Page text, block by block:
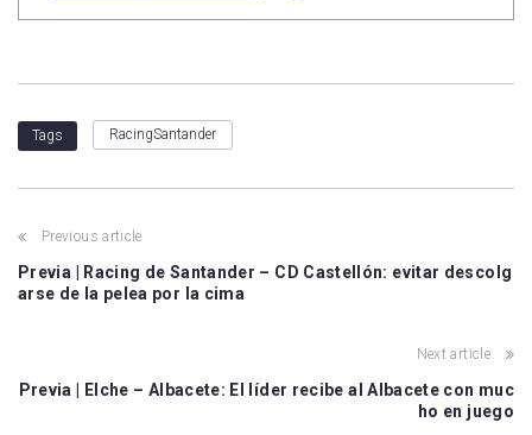
Tags RacingSantander
Previous article
Previa | Racing de Santander – CD Castellón: evitar descolg
arse de la pelea por la cima
Next article
Previa | Elche – Albacete: El líder recibe al Albacete con muc
ho en juego